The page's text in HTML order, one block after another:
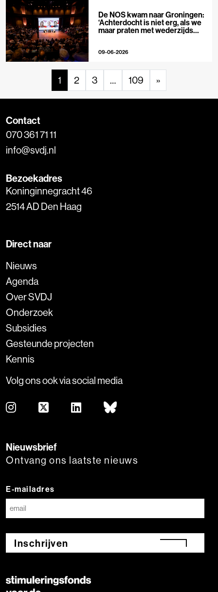
De NOS kwam naar Groningen:
‘Achterdocht is niet erg, als we
maar praten met wederzijds
09-06-2026
1 2 3 … 109 »
Contact
070 361 71 11
info@svdj.nl
Bezoekadres
Koninginnegracht 46
2514 AD Den Haag
Direct naar
Nieuws
Agenda
Over SVDJ
Onderzoek
Subsidies
Gesteunde projecten
Kennis
Volg ons ook via social media
Nieuwsbrief
Ontvang ons laatste nieuws
E-mailadres
Inschrijven